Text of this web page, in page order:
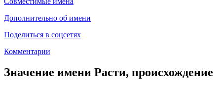
Дополнительно об имени
Поделиться в соцсетях
Комментарии
Значение имени Расти, происхождение